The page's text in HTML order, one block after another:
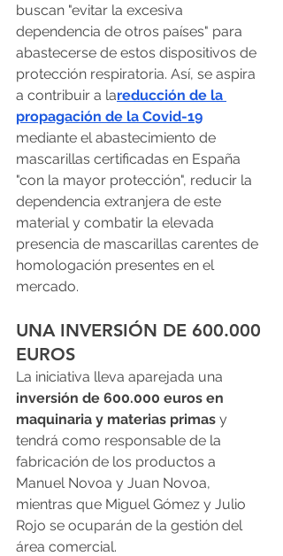
buscan "evitar la excesiva
dependencia de otros países" para
abastecerse de estos dispositivos de
protección respiratoria. Así, se aspira
a contribuir a lareducción de la
propagación de la Covid-19
mediante el abastecimiento de
mascarillas certificadas en España
"con la mayor protección", reducir la
dependencia extranjera de este
material y combatir la elevada
presencia de mascarillas carentes de
homologación presentes en el
mercado.
UNA INVERSIÓN DE 600.000
EUROS
La iniciativa lleva aparejada una
inversión de 600.000 euros en
maquinaria y materias primas y
tendrá como responsable de la
fabricación de los productos a
Manuel Novoa y Juan Novoa,
mientras que Miguel Gómez y Julio
Rojo se ocuparán de la gestión del
área comercial.